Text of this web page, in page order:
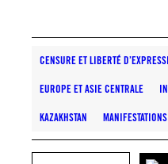
CENSURE ET LIBERTÉ
EUROPE ET ASIE CENTRALE
KAZAKHSTAN MANIFESTATIONS